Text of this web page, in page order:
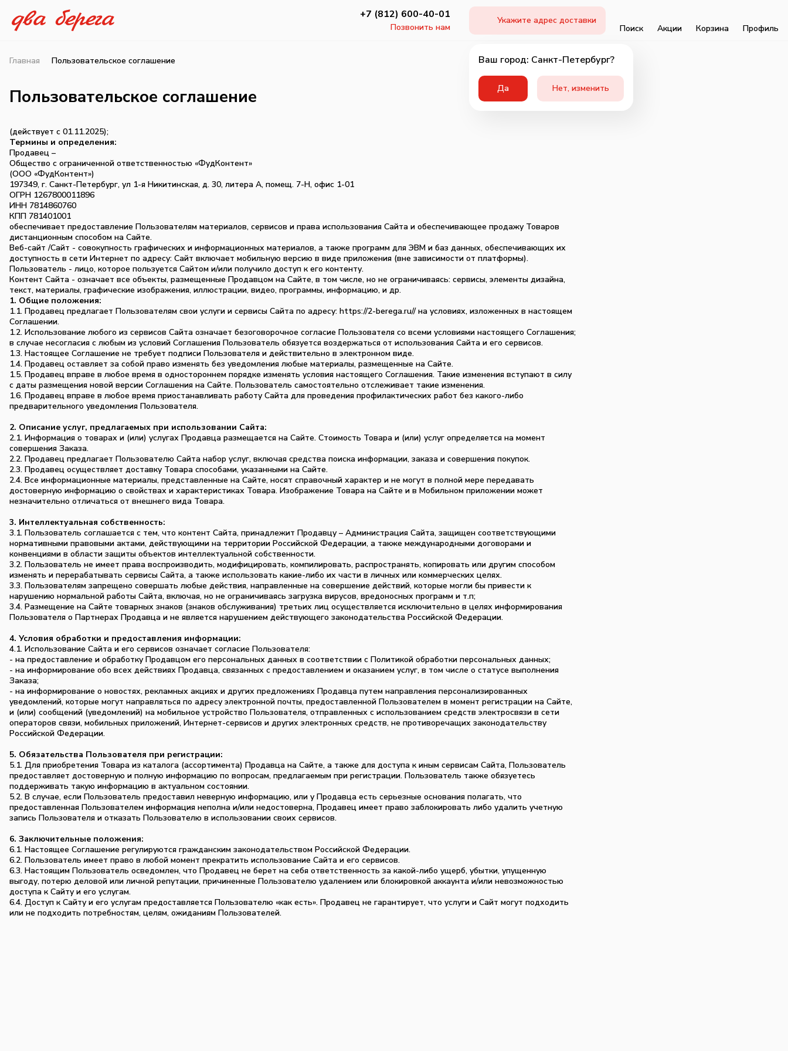
+7 (812) 600-40-01
Позвонить нам
Укажите адрес доставки
Ваш город: Санкт-Петербург?
Да Нет, изменить
Поиск Акции Корзина Профиль
Главная Пользовательское соглашение
Пользовательское соглашение
(действует с 01.11.2025);
Термины и определения:
Продавец –
Общество с ограниченной ответственностью «ФудКонтент»
(ООО «ФудКонтент»)
197349, г. Санкт-Петербург, ул 1-я Никитинская, д. 30, литера А, помещ. 7-Н, офис 1-01
ОГРН 1267800011896
ИНН 7814860760
КПП 781401001
обеспечивает предоставление Пользователям материалов, сервисов и права использования Сайта и обеспечивающее продажу Товаров
дистанционным способом на Сайте.
Веб-сайт /Сайт - совокупность графических и информационных материалов, а также программ для ЭВМ и баз данных, обеспечивающих их
доступность в сети Интернет по адресу: Сайт включает мобильную версию в виде приложения (вне зависимости от платформы).
Пользователь - лицо, которое пользуется Сайтом и/или получило доступ к его контенту.
Контент Сайта - означает все объекты, размещенные Продавцом на Сайте, в том числе, но не ограничиваясь: сервисы, элементы дизайна,
текст, материалы, графические изображения, иллюстрации, видео, программы, информацию, и др.
1. Общие положения:
1.1. Продавец предлагает Пользователям свои услуги и сервисы Сайта по адресу: https://2-berega.ru// на условиях, изложенных в настоящем
Соглашении.
1.2. Использование любого из сервисов Сайта означает безоговорочное согласие Пользователя со всеми условиями настоящего Соглашения;
в случае несогласия с любым из условий Соглашения Пользователь обязуется воздержаться от использования Сайта и его сервисов.
1.3. Настоящее Соглашение не требует подписи Пользователя и действительно в электронном виде.
1.4. Продавец оставляет за собой право изменять без уведомления любые материалы, размещенные на Сайте.
1.5. Продавец вправе в любое время в одностороннем порядке изменять условия настоящего Соглашения. Такие изменения вступают в силу
с даты размещения новой версии Соглашения на Сайте. Пользователь самостоятельно отслеживает такие изменения.
1.6. Продавец вправе в любое время приостанавливать работу Сайта для проведения профилактических работ без какого-либо
предварительного уведомления Пользователя.
2. Описание услуг, предлагаемых при использовании Сайта:
2.1. Информация о товарах и (или) услугах Продавца размещается на Сайте. Стоимость Товара и (или) услуг определяется на момент
совершения Заказа.
2.2. Продавец предлагает Пользователю Сайта набор услуг, включая средства поиска информации, заказа и совершения покупок.
2.3. Продавец осуществляет доставку Товара способами, указанными на Сайте.
2.4. Все информационные материалы, представленные на Сайте, носят справочный характер и не могут в полной мере передавать
достоверную информацию о свойствах и характеристиках Товара. Изображение Товара на Сайте и в Мобильном приложении может
незначительно отличаться от внешнего вида Товара.
3. Интеллектуальная собственность:
3.1. Пользователь соглашается с тем, что контент Сайта, принадлежит Продавцу – Администрация Сайта, защищен соответствующими
нормативными правовыми актами, действующими на территории Российской Федерации, а также международными договорами и
конвенциями в области защиты объектов интеллектуальной собственности.
3.2. Пользователь не имеет права воспроизводить, модифицировать, компилировать, распространять, копировать или другим способом
изменять и перерабатывать сервисы Сайта, а также использовать какие-либо их части в личных или коммерческих целях.
3.3. Пользователям запрещено совершать любые действия, направленные на совершение действий, которые могли бы привести к
нарушению нормальной работы Сайта, включая, но не ограничиваясь загрузка вирусов, вредоносных программ и т.п;
3.4. Размещение на Сайте товарных знаков (знаков обслуживания) третьих лиц осуществляется исключительно в целях информирования
Пользователя о Партнерах Продавца и не является нарушением действующего законодательства Российской Федерации.
4. Условия обработки и предоставления информации:
4.1. Использование Сайта и его сервисов означает согласие Пользователя:
- на предоставление и обработку Продавцом его персональных данных в соответствии с Политикой обработки персональных данных;
- на информирование обо всех действиях Продавца, связанных с предоставлением и оказанием услуг, в том числе о статусе выполнения
Заказа;
- на информирование о новостях, рекламных акциях и других предложениях Продавца путем направления персонализированных
уведомлений, которые могут направляться по адресу электронной почты, предоставленной Пользователем в момент регистрации на Сайте,
и (или) сообщений (уведомлений) на мобильное устройство Пользователя, отправленных с использованием средств электросвязи в сети
операторов связи, мобильных приложений, Интернет-сервисов и других электронных средств, не противоречащих законодательству
Российской Федерации.
5. Обязательства Пользователя при регистрации:
5.1. Для приобретения Товара из каталога (ассортимента) Продавца на Сайте, а также для доступа к иным сервисам Сайта, Пользователь
предоставляет достоверную и полную информацию по вопросам, предлагаемым при регистрации. Пользователь также обязуетесь
поддерживать такую информацию в актуальном состоянии.
5.2. В случае, если Пользователь предоставил неверную информацию, или у Продавца есть серьезные основания полагать, что
предоставленная Пользователем информация неполна и/или недостоверна, Продавец имеет право заблокировать либо удалить учетную
запись Пользователя и отказать Пользователю в использовании своих сервисов.
6. Заключительные положения:
6.1. Настоящее Соглашение регулируются гражданским законодательством Российской Федерации.
6.2. Пользователь имеет право в любой момент прекратить использование Сайта и его сервисов.
6.3. Настоящим Пользователь осведомлен, что Продавец не берет на себя ответственность за какой-либо ущерб, убытки, упущенную
выгоду, потерю деловой или личной репутации, причиненные Пользователю удалением или блокировкой аккаунта и/или невозможностью
доступа к Сайту и его услугам.
6.4. Доступ к Сайту и его услугам предоставляется Пользователю «как есть». Продавец не гарантирует, что услуги и Сайт могут подходить
или не подходить потребностям, целям, ожиданиям Пользователей.